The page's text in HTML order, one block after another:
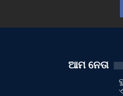
ଆମ ନେତା